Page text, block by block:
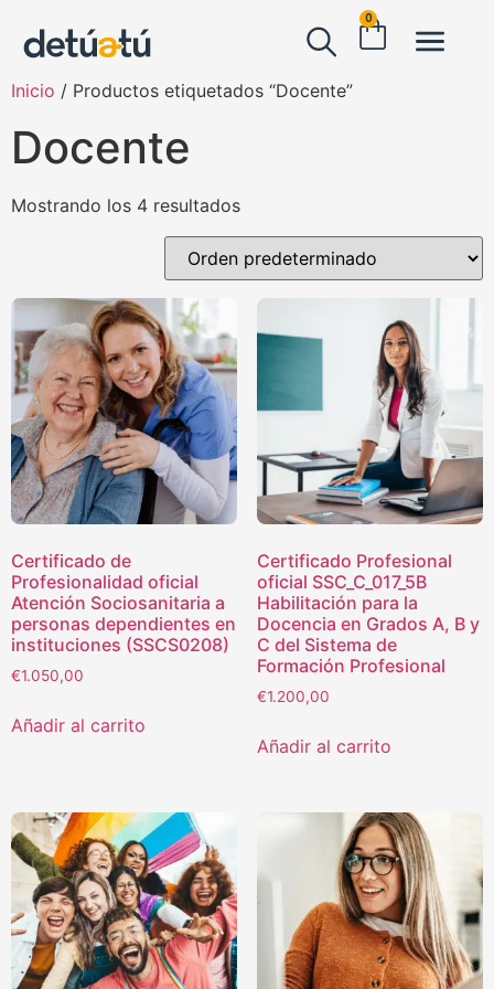
0
Inicio / Productos etiquetados “Docente”
Docente
Mostrando los 4 resultados
Certificado de
Profesionalidad oficial
Atención Sociosanitaria a
personas dependientes en
instituciones (SSCS0208)
€1.050,00
Añadir al carrito
Certificado Profesional
oficial SSC_C_017_5B
Habilitación para la
Docencia en Grados A, B y
C del Sistema de
Formación Profesional
€1.200,00
Añadir al carrito